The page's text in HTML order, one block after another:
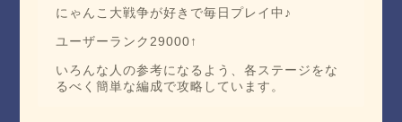
にゃんこ大戦争が好きで毎日プレイ中♪
ユーザーランク29000↑
いろんな人の参考になるよう、各ステージをな
るべく簡単な編成で攻略しています。